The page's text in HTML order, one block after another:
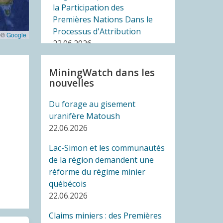
©Google
la Participation des
Premières Nations Dans le
Processus d'Attribution
22.06.2026
COMMUNIQUÉ
La Cour autorise une large
dans le recours du CQDE
contre la Loi sur les projets d’
« intérêt national » (C-5)
COMMUNIQUÉ
Des groupes de la société
civile et des députés
Bureau de l’Ombudsman
MiningWatch dans les
nouvelles
Du forage au gisement
uranifère Matoush
22.06.2026
Lac-Simon et les communautés
de la région demandent une
réforme du régime minier
québécois
22.06.2026
Claims miniers : des Premières